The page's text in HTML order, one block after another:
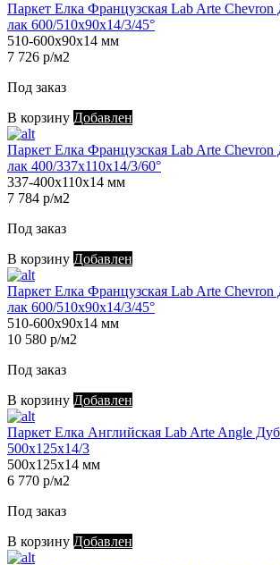
Паркет Елка Французская Lab Arte Chevron
лак 600/510х90х14/3/45°
510-600х90х14 мм
7 726 р/м2
Под заказ
В корзину Добавлен
Паркет Елка Французская Lab Arte Chevron
лак 400/337х110х14/3/60°
337-400х110х14 мм
7 784 р/м2
Под заказ
В корзину Добавлен
Паркет Елка Французская Lab Arte Chevron
лак 600/510х90х14/3/45°
510-600х90х14 мм
10 580 р/м2
Под заказ
В корзину Добавлен
Паркет Елка Английская Lab Arte Angle
500х125х14/3
500х125х14 мм
6 770 р/м2
Под заказ
В корзину Добавлен